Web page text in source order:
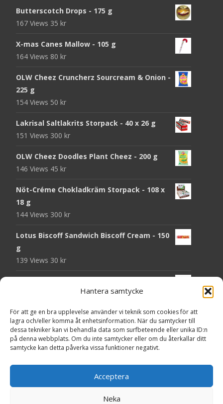
Hantera samtycke
För att ge en bra upplevelse använder vi teknik som cookies för att
lagra och/eller komma åt enhetsinformation. När du samtycker till
dessa tekniker kan vi behandla data som surfbeteende eller unika ID:n
på denna webbplats. Om du inte samtycker eller om du återkallar ditt
samtycke kan detta påverka vissa funktioner negativt.
Acceptera
Neka
Butterscotch Drops - 175 g
167 Views 35 kr
X-mas Canes Mallow - 105 g
164 Views 80 kr
OLW Cheez Cruncherz Sourcream & Onion -
225 g
154 Views 50 kr
Lakrisal Saltlakrits Storpack - 40 x 26 g
151 Views 300 kr
OLW Cheez Doodles Plant Cheez - 200 g
146 Views 45 kr
Nöt-Créme Chokladkräm Storpack - 108 x
18 g
144 Views 300 kr
Lotus Biscoff Sandwich Biscoff Cream - 150
g
139 Views 30 kr
Pringles Hot Kickin' Sour Cream Chips - 160
g
136 Views50kr